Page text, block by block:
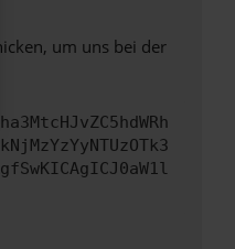
um uns bei der